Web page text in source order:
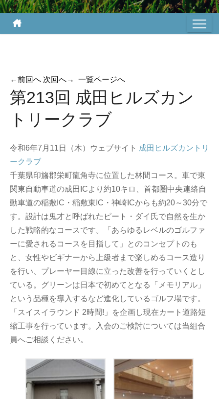
←前回へ 次回へ→ 一覧ページへ
第213回 成田ヒルズカン
トリークラブ
令和6年7月11日（木）ウェブサイト 成田ヒルズカントリ
ークラブ
千葉県印旛郡栄町龍角寺に位置した林間コース。車で東
関東自動車道の成田ICより約10キロ、首都圏中央連絡自
動車道の稲敷IC・稲敷東IC・神崎ICからも約20～30分で
す。設計は鬼才と呼ばれたピート・ダイ氏で自然を生か
した戦略的なコースです。「あらゆるレベルのゴルファ
ーに愛されるコースを目指して」とのコンセプトのも
と、女性やビギナーから上級者まで楽しめるコース造り
を行い、プレーヤー目線に立った改善を行っていくとし
ている。グリーンは日本で初めてとなる「メモリアル」
という品種を導入するなど進化しているゴルフ場です。
「スイスイラウンド 2時間!」を企画し現在カート道路短
縮工事を行っています。入会のご検討については当組合
員へご相談ください。